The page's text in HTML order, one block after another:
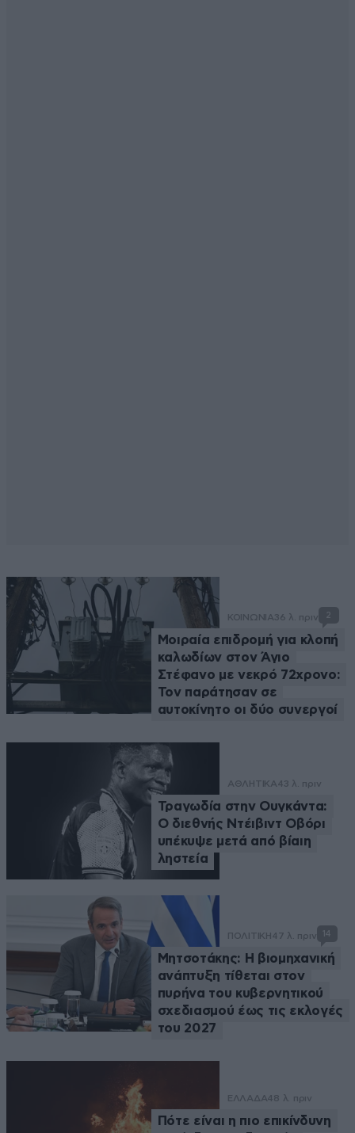
ΚΟΙΝΩΝΙΑ36 λ. πριν 2
Μοιραία επιδρομή για κλοπή
καλωδίων στον Άγιο
Στέφανο με νεκρό 72χρονο:
Τον παράτησαν σε
αυτοκίνητο οι δύο συνεργοί
ΑΘΛΗΤΙΚΑ43 λ. πριν
Τραγωδία στην Ουγκάντα:
Ο διεθνής Ντέιβιντ Οβόρι
υπέκυψε μετά από βίαιη
ληστεία
ΠΟΛΙΤΙΚΗ47 λ. πριν 14
Μητσοτάκης: Η βιομηχανική
ανάπτυξη τίθεται στον
πυρήνα του κυβερνητικού
σχεδιασμού έως τις εκλογές
του 2027
ΕΛΛΑΔΑ48 λ. πριν
Πότε είναι η πιο επικίνδυνη